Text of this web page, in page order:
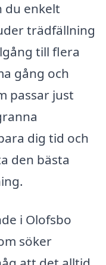
du enkelt
trädfällning
till flera
gång och
passar just
dig tid och
den bästa
i Olofsbo
söker